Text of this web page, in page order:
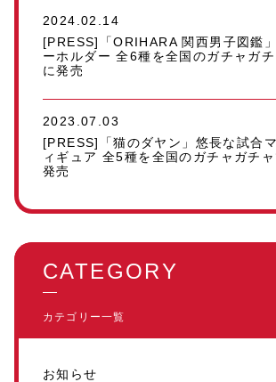
2024.02.14
[PRESS]「ORIHARA 関西男子図鑑
ーホルダー 全6種を全国のガチャガ
に発売
2023.07.03
[PRESS]「猫のダヤン」悠長な試合
ィギュア 全5種を全国のガチャガチ
発売
CATEGORY
カテゴリー一覧
お知らせ